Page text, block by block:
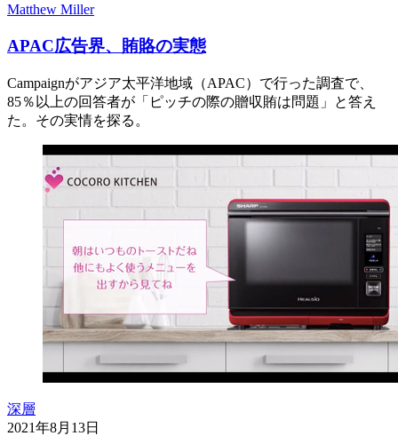
Matthew Miller
APAC広告界、賄賂の実態
Campaignがアジア太平洋地域（APAC）で行った調査で、
85％以上の回答者が「ピッチの際の贈収賄は問題」と答え
た。その実情を探る。
深層
2021年8月13日